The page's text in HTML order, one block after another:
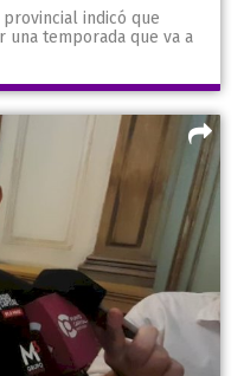
indicó que
una temporada que va a